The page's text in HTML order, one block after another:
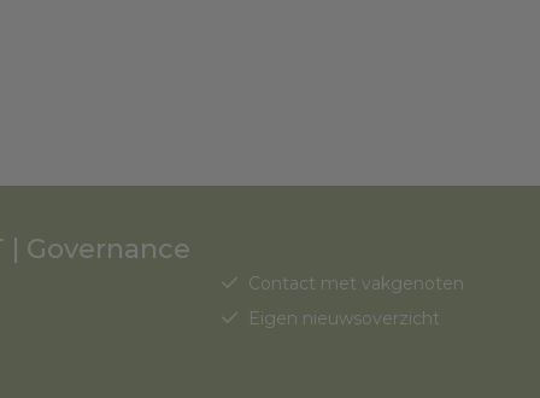
| Governance
Contact met vakgenoten
Eigen nieuwsoverzicht